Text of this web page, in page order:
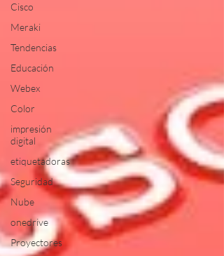
Cisco
Meraki
Tendencias
Educación
Webex
Color
impresión
digital
etiquetadoras
Seguridad
Nube
onedrive
Proyectores